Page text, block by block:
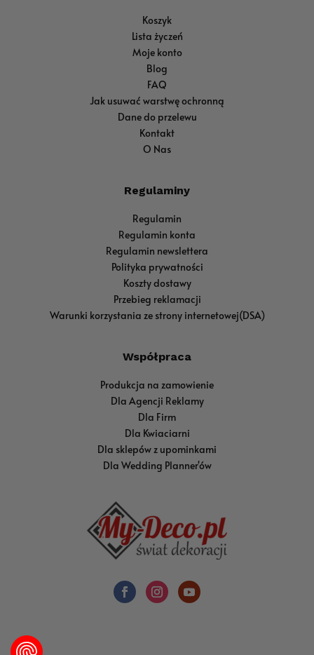
Koszyk
Lista życzeń
Moje konto
Blog
FAQ
Jak usuwać warstwę ochronną
Dane do przelewu
Kontakt
O Nas
Regulaminy
Regulamin
Regulamin konta
Regulamin newslettera
Polityka prywatności
Koszty dostawy
Przebieg reklamacji
Warunki korzystania ze strony internetowej(DSA)
Współpraca
Produkcja na zamowienie
Dla Agencji Reklamy
Dla Firm
Dla Kwiaciarni
Dla sklepów z upominkami
Dla Wedding Planner'ów